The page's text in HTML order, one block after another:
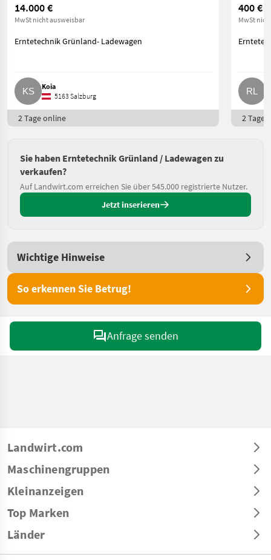
14.000 €
MwSt nicht ausweisbar
Erntetechnik Grünland- Ladewagen
Koia
5163 Salzburg
2 Tage online
400 €
MwSt
2 Tage
Sie haben Erntetechnik Grünland / Ladewagen zu
verkaufen?
Auf Landwirt.com erreichen Sie über 545.000 registrierte Nutzer.
Jetzt inserieren
Wichtige Hinweise
So erkennen Sie Betrug!
Anfrage senden
Landwirt.com
Maschinengruppen
Kleinanzeigen
Top Marken
Länder